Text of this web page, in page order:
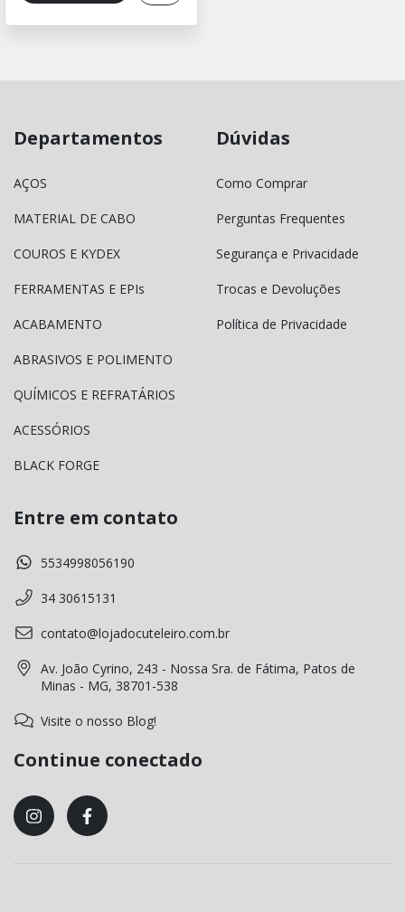
Departamentos
AÇOS
MATERIAL DE CABO
COUROS E KYDEX
FERRAMENTAS E EPIs
ACABAMENTO
ABRASIVOS E POLIMENTO
QUÍMICOS E REFRATÁRIOS
ACESSÓRIOS
BLACK FORGE
Dúvidas
Como Comprar
Perguntas Frequentes
Segurança e Privacidade
Trocas e Devoluções
Política de Privacidade
Entre em contato
5534998056190
34 30615131
contato@lojadocuteleiro.com.br
Av. João Cyrino, 243 - Nossa Sra. de Fátima, Patos de
Minas - MG, 38701-538
Visite o nosso Blog!
Continue conectado